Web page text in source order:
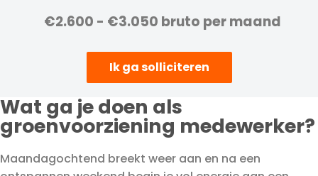
€2.600 - €3.050 bruto per maand
Ik ga solliciteren
Wat ga je doen als
groenvoorziening medewerker?
Maandagochtend breekt weer aan en na een